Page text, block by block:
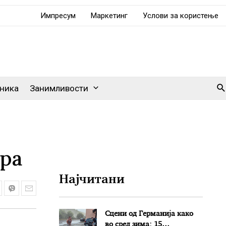
Импресум Маркетинг Услови за користење
Занимливости
Најчитани
Сцени од Германија како
во сред зима: 15